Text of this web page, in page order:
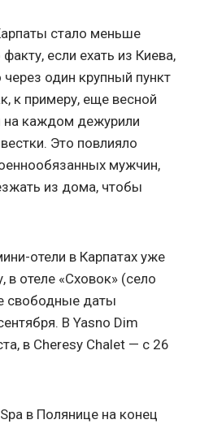
стало меньше
если ехать из Киева,
один крупный пункт
к примеру, еще весной
каждом дежурили
Это повлияло
мужчин,
из дома, чтобы
отели в Карпатах уже
в отеле «Сховок» (село
свободные даты
В Yasno Dim
в Cheresy Chalet — c 26
в Полянице на конец